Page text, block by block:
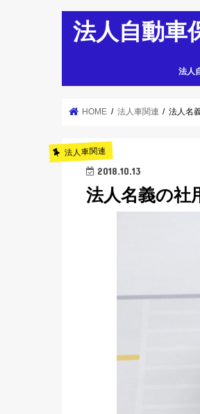
法人自動車
法人
HOME 法人車関連 法人名
法人車関連
2018.10.13
法人名義の社